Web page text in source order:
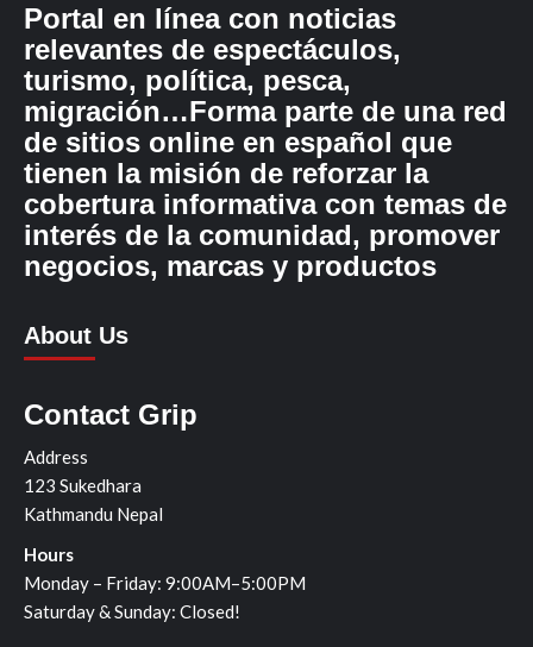
Portal en línea con noticias
relevantes de espectáculos,
turismo, política, pesca,
migración…Forma parte de una red
de sitios online en español que
tienen la misión de reforzar la
cobertura informativa con temas de
interés de la comunidad, promover
negocios, marcas y productos
About Us
Contact Grip
Address
123 Sukedhara
Kathmandu Nepal
Hours
Monday – Friday: 9:00AM–5:00PM
Saturday & Sunday: Closed!